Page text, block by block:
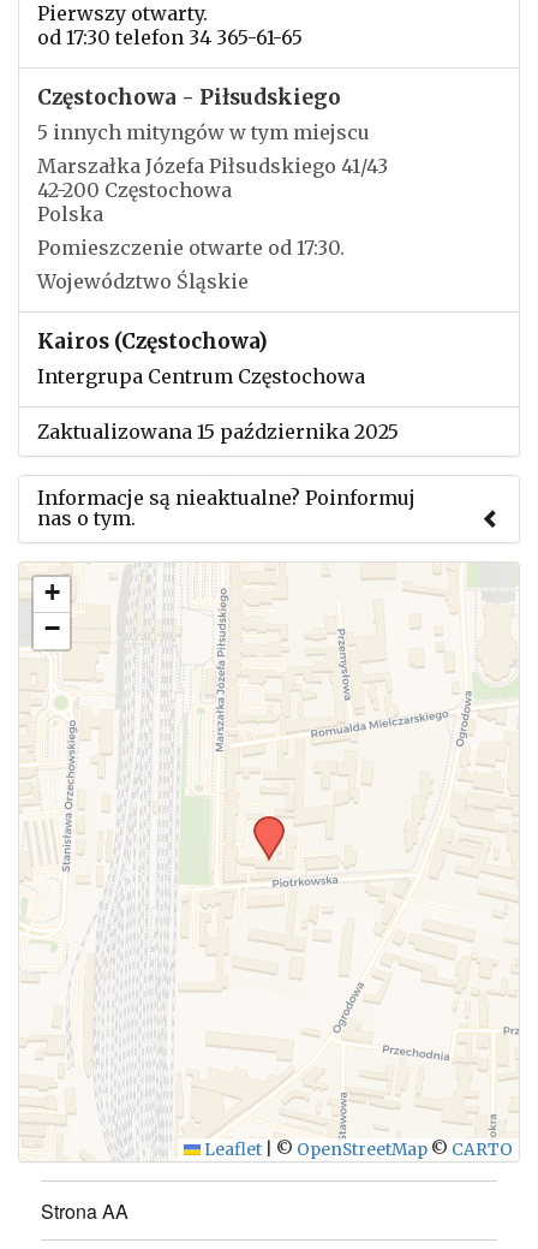
Pierwszy otwarty.
od 17:30 telefon 34 365-61-65
Częstochowa - Piłsudskiego
5 innych mityngów w tym miejscu
Marszałka Józefa Piłsudskiego 41/43
42-200 Częstochowa
Polska
Pomieszczenie otwarte od 17:30.
Województwo Śląskie
Kairos (Częstochowa)
Intergrupa Centrum Częstochowa
Zaktualizowana 15 października 2025
Informacje są nieaktualne? Poinformuj
nas o tym.
Użyj tego formularza aby przesłać informację o
zmianach w powyższym mityngu.
WYŚLIJ
+
−
Leaflet © OpenStreetMap © CARTO
Strona AA